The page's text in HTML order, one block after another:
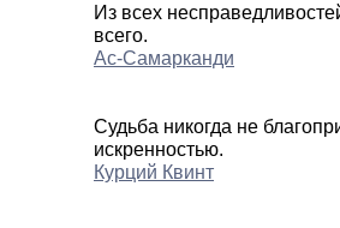
Из всех
всего.
Ас-Самарканди
Судьба никогда не
искренностью.
Курций Квинт